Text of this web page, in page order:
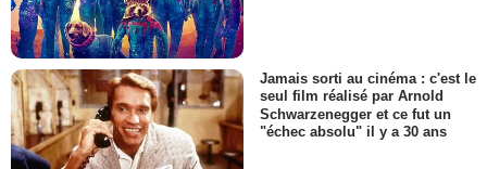
Jamais sorti au cinéma : c'est le
seul film réalisé par Arnold
Schwarzenegger et ce fut un
"échec absolu" il y a 30 ans